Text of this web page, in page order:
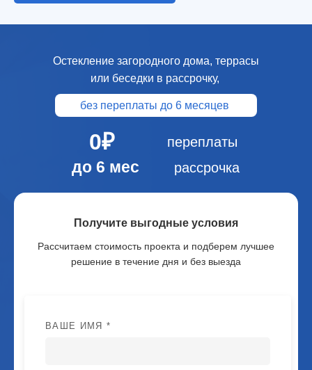
Остекление загородного дома, террасы
или беседки в рассрочку,
без переплаты до 6 месяцев
0₽ переплаты
до 6 мес рассрочка
Получите выгодные условия
Рассчитаем стоимость проекта и подберем лучшее
решение в течение дня и без выезда
ВАШЕ ИМЯ *